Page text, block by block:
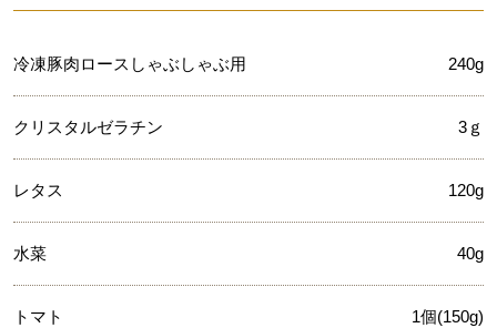
冷凍豚肉ロースしゃぶしゃぶ用 240g
クリスタルゼラチン 3ｇ
レタス 120g
水菜 40g
トマト 1個(150g)